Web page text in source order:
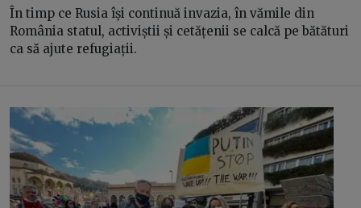
În timp ce Rusia își continuă invazia, în vămile din
România statul, activiștii și cetățenii se calcă pe bătături
ca să ajute refugiații.